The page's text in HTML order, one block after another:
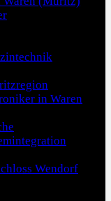
in Waren
Wendorf